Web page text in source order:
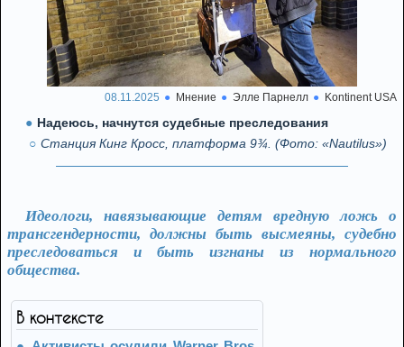
08.11.2025 Мнение Элле Парнелл Kontinent USA
Надеюсь, начнутся судебные преследования
Станция Кинг Кросс, платформа 9¾. (Фото: «Nautilus»)
Идеологи, навязывающие детям вредную ложь о
трансгендерности, должны быть высмеяны, судебно
преследоваться и быть изгнаны из нормального
общества.
В контексте